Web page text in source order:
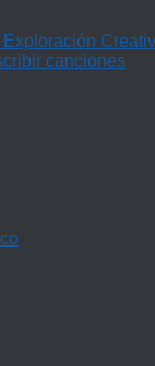
canciones